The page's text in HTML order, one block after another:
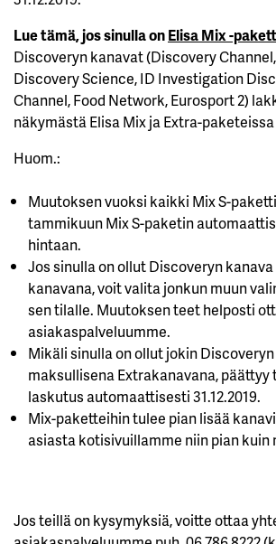
Lue tämä, jos sinulla onElisa Mix -
Discoveryn kanavat (Discovery
Discovery Science, ID Investigation
Channel, Food Network, Eurosport 2)
näkymästä Elisa Mix ja Extra-paketeissa
Huom.:
Muutoksen vuoksi kaikki Mix S-
tammikuun Mix S-paketin
hintaan.
Jos sinulla on ollut Discoveryn
kanavana, voit valita jonkun muun
sen tilalle. Muutoksen teet helposti
asiakaspalveluumme.
Mikäli sinulla on ollut jokin
maksullisena Extrakanavana, päättyy
laskutus automaattisesti 31.12.2019.
Mix-paketteihin tulee pian lisää
asiasta kotisivuillamme niin pian kuin
Jos teillä on kysymyksiä, voitte ottaa